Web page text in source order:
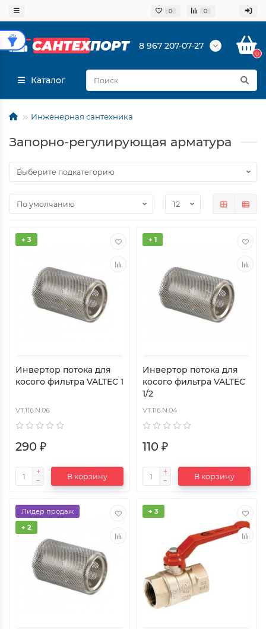
0 0
8 967 207-07-27
0
Каталог
Инженерная сантехника
Запорно-регулирующая арматура
+ 3
Инвертор потока для
косого фильтра VALTEC 1
VT.116.N.06
290 ₽
В корзину
+ 1
Инвертор потока для
косого фильтра VALTEC
1/2
VT.116.N.04
110 ₽
В корзину
Лидер продаж
+ 2
+ 3